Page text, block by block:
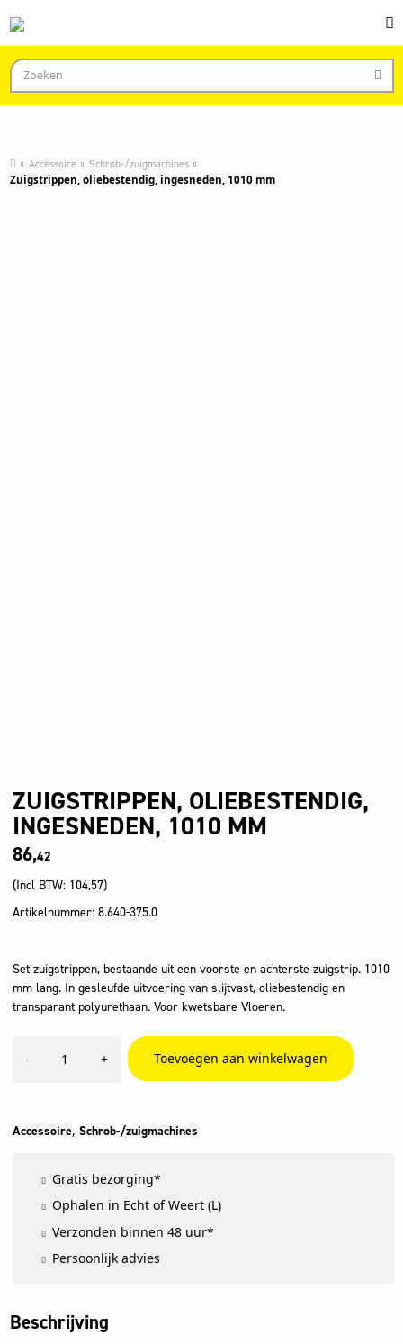
Accessoire Schrob-/zuigmachines
Zuigstrippen, oliebestendig, ingesneden, 1010 mm
ZUIGSTRIPPEN, OLIEBESTENDIG,
INGESNEDEN, 1010 MM
86,42
(Incl BTW: 104,57)
Artikelnummer: 8.640-375.0
Set zuigstrippen, bestaande uit een voorste en achterste zuigstrip. 1010
mm lang. In gesleufde uitvoering van slijtvast, oliebestendig en
transparant polyurethaan. Voor kwetsbare Vloeren.
-
oliebestendig,
aantal
+ Toevoegen aan winkelwagen
Accessoire, Schrob-/zuigmachines
Gratis bezorging*
Ophalen in Echt of Weert (L)
Verzonden binnen 48 uur*
Persoonlijk advies
Beschrijving